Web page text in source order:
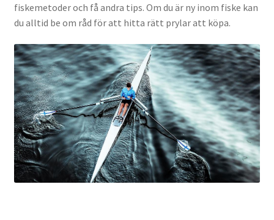
fiskemetoder och få andra tips. Om du är ny inom fiske kan
du alltid be om råd för att hitta rätt prylar att köpa.